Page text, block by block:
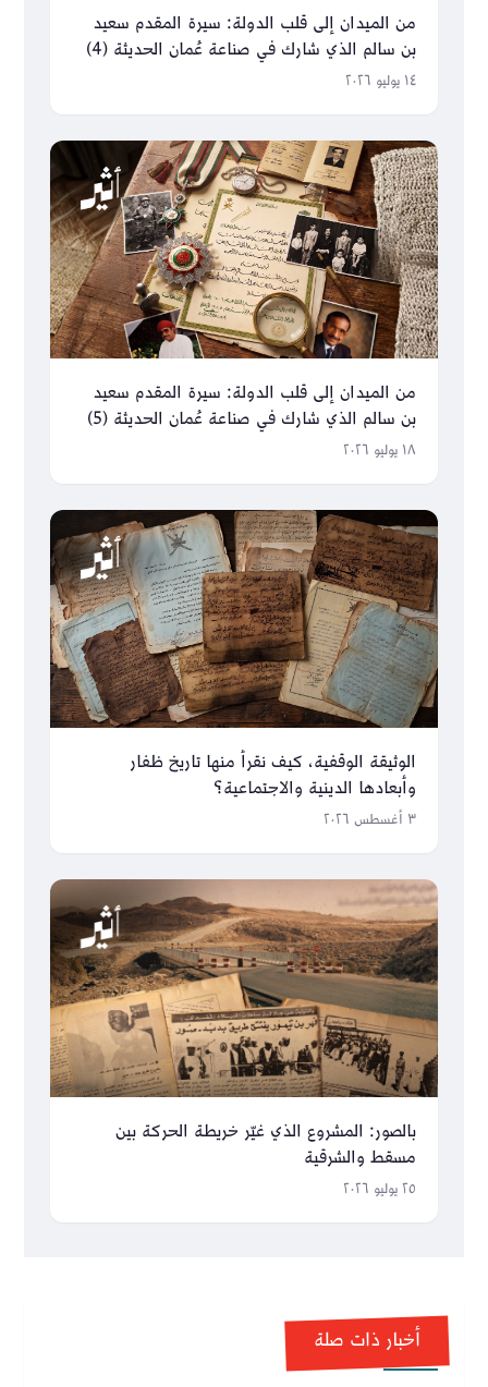
من الميدان إلى قلب الدولة: سيرة المقدم سعيد
بن سالم الذي شارك في صناعة عُمان الحديثة (4)
١٤ يوليو ٢٠٢٦
من الميدان إلى قلب الدولة: سيرة المقدم سعيد
بن سالم الذي شارك في صناعة عُمان الحديثة (5)
١٨ يوليو ٢٠٢٦
الوثيقة الوقفية، كيف نقرأ منها تاريخ ظفار
وأبعادها الدينية والاجتماعية؟
٣ أغسطس ٢٠٢٦
بالصور: المشروع الذي غيّر خريطة الحركة بين
مسقط والشرقية
٢٥ يوليو ٢٠٢٦
أخبار ذات صلة